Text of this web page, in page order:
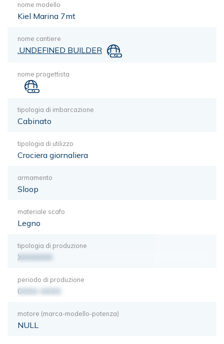
nome modello
Kiel Marina 7mt
nome cantiere
.UNDEFINED BUILDER
nome progettista
tipologia di imbarcazione
Cabinato
tipologia di utilizzo
Crociera giornaliera
armamento
Sloop
materiale scafo
Legno
tipologia di produzione
XXXXXXX
periodo di produzione
0000-0000
motore (marca-modello-potenza)
NULL